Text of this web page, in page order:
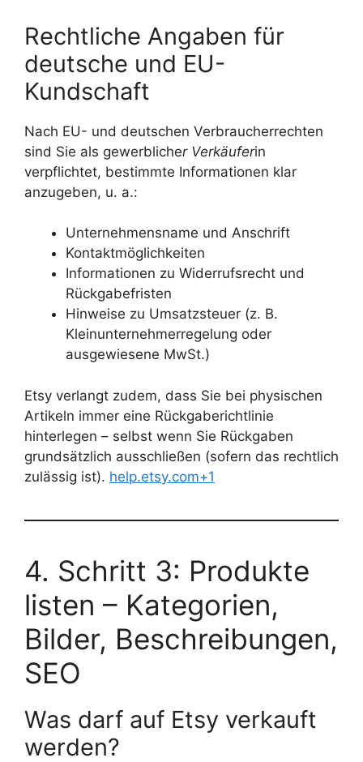
Rechtliche Angaben für
deutsche und EU-
Kundschaft
Nach EU- und deutschen Verbraucherrechten
sind Sie als gewerblicher Verkäuferin
verpflichtet, bestimmte Informationen klar
anzugeben, u. a.:
Unternehmensname und Anschrift
Kontaktmöglichkeiten
Informationen zu Widerrufsrecht und
Rückgabefristen
Hinweise zu Umsatzsteuer (z. B.
Kleinunternehmerregelung oder
ausgewiesene MwSt.)
Etsy verlangt zudem, dass Sie bei physischen
Artikeln immer eine Rückgaberichtlinie
hinterlegen – selbst wenn Sie Rückgaben
grundsätzlich ausschließen (sofern das rechtlich
zulässig ist). help.etsy.com+1
4. Schritt 3: Produkte
listen – Kategorien,
Bilder, Beschreibungen,
SEO
Was darf auf Etsy verkauft
werden?